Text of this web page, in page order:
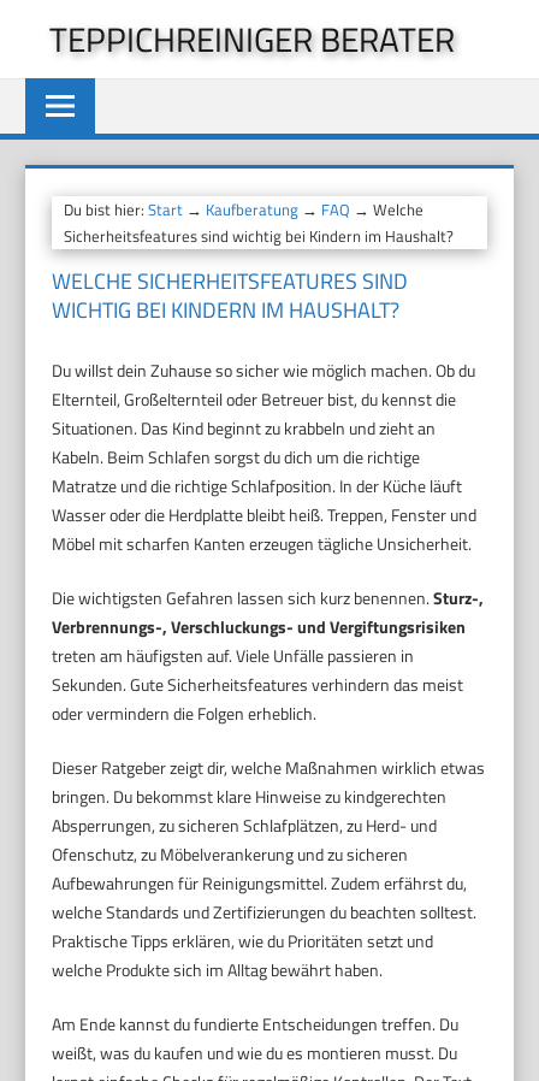
springen
TEPPICHREINIGER BERATER
Du bist hier:Start → Kaufberatung → FAQ → Welche
Sicherheitsfeatures sind wichtig bei Kindern im Haushalt?
WELCHE SICHERHEITSFEATURES SIND
WICHTIG BEI KINDERN IM HAUSHALT?
Du willst dein Zuhause so sicher wie möglich machen. Ob du
Elternteil, Großelternteil oder Betreuer bist, du kennst die
Situationen. Das Kind beginnt zu krabbeln und zieht an
Kabeln. Beim Schlafen sorgst du dich um die richtige
Matratze und die richtige Schlafposition. In der Küche läuft
Wasser oder die Herdplatte bleibt heiß. Treppen, Fenster und
Möbel mit scharfen Kanten erzeugen tägliche Unsicherheit.
Die wichtigsten Gefahren lassen sich kurz benennen.Sturz-,
Verbrennungs-, Verschluckungs- und Vergiftungsrisiken
treten am häufigsten auf. Viele Unfälle passieren in
Sekunden. Gute Sicherheitsfeatures verhindern das meist
oder vermindern die Folgen erheblich.
Dieser Ratgeber zeigt dir, welche Maßnahmen wirklich etwas
bringen. Du bekommst klare Hinweise zu kindgerechten
Absperrungen, zu sicheren Schlafplätzen, zu Herd- und
Ofenschutz, zu Möbelverankerung und zu sicheren
Aufbewahrungen für Reinigungsmittel. Zudem erfährst du,
welche Standards und Zertifizierungen du beachten solltest.
Praktische Tipps erklären, wie du Prioritäten setzt und
welche Produkte sich im Alltag bewährt haben.
Am Ende kannst du fundierte Entscheidungen treffen. Du
weißt, was du kaufen und wie du es montieren musst. Du